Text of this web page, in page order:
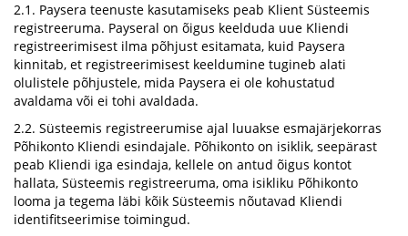
2.1. Paysera teenuste kasutamiseks peab Klient Süsteemis
registreeruma. Payseral on õigus keelduda uue Kliendi
registreerimisest ilma põhjust esitamata, kuid Paysera
kinnitab, et registreerimisest keeldumine tugineb alati
olulistele põhjustele, mida Paysera ei ole kohustatud
avaldama või ei tohi avaldada.
2.2. Süsteemis registreerumise ajal luuakse esmajärjekorras
Põhikonto Kliendi esindajale. Põhikonto on isiklik, seepärast
peab Kliendi iga esindaja, kellele on antud õigus kontot
hallata, Süsteemis registreeruma, oma isikliku Põhikonto
looma ja tegema läbi kõik Süsteemis nõutavad Kliendi
identifitseerimise toimingud.